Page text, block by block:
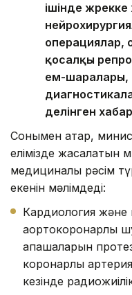
ішінде
операциялар,
қосалқы
ем-шаралары,
делінген
Сонымен қатар,
елімізде жасалатын
медициналық рәсім
екенін мәлімдеді:
Кардиология және
аортокоронарлық
қақпақшаларын
коронарлық
кезінде